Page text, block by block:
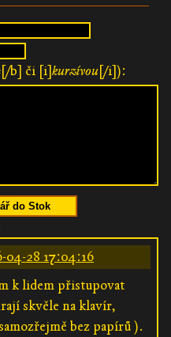
[/b] či [i]kurzívou[/i]):
do Stok
04-28 17:04:16
k lidem přistupovat
skvěle na klavír,
bez papírů ).